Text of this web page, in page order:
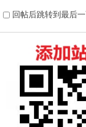
回帖后跳转到最后